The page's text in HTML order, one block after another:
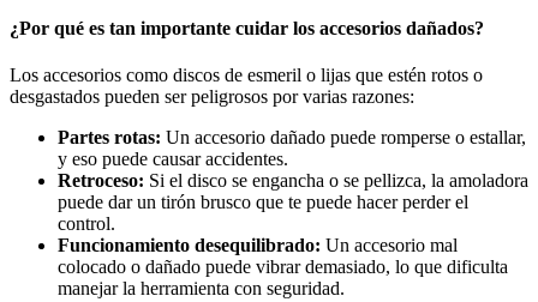
¿Por qué es tan importante cuidar los accesorios dañados?
Los accesorios como discos de esmeril o lijas que estén rotos o
desgastados pueden ser peligrosos por varias razones:
Partes rotas: Un accesorio dañado puede romperse o estallar,
y eso puede causar accidentes.
Retroceso: Si el disco se engancha o se pellizca, la amoladora
puede dar un tirón brusco que te puede hacer perder el
control.
Funcionamiento desequilibrado: Un accesorio mal
colocado o dañado puede vibrar demasiado, lo que dificulta
manejar la herramienta con seguridad.